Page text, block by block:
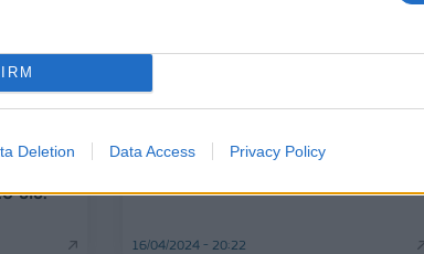
Deletion Data Access Privacy Policy
δισ.
ενισχύουν το οπλοστάσιο του Ιράν
16/04/2024 - 20:22